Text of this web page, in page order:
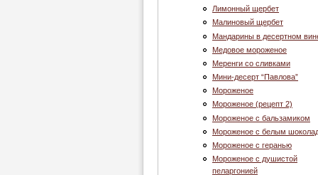
Лимонный щербет
Малиновый щербет
Мандарины в десертном
Медовое мороженое
Меренги со сливками
Мини-десерт “Павлова”
Мороженое
Мороженое (рецепт 2)
Мороженое с бальзамиком
Мороженое с белым
Мороженое с геранью
Мороженое с душистой
пеларгонией